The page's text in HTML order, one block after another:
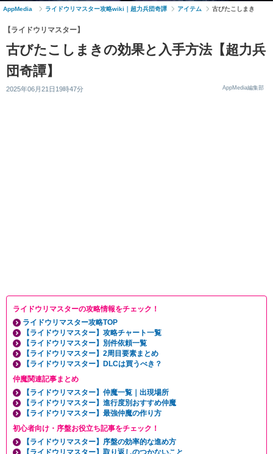
AppMedia ライドウリマスター攻略wiki｜超力兵団奇譚 アイテム 古びたこしまき
【ライドウリマスター】
古びたこしまきの効果と入手方法【超力兵
団奇譚】
2025年06月21日19時47分 AppMedia編集部
ライドウリマスターの攻略情報をチェック！
ライドウリマスター攻略TOP
【ライドウリマスター】攻略チャート一覧
【ライドウリマスター】別件依頼一覧
【ライドウリマスター】2周目要素まとめ
【ライドウリマスター】DLCは買うべき？
仲魔関連記事まとめ
【ライドウリマスター】仲魔一覧｜出現場所
【ライドウリマスター】進行度別おすすめ仲魔
【ライドウリマスター】最強仲魔の作り方
初心者向け・序盤お役立ち記事をチェック！
【ライドウリマスター】序盤の効率的な進め方